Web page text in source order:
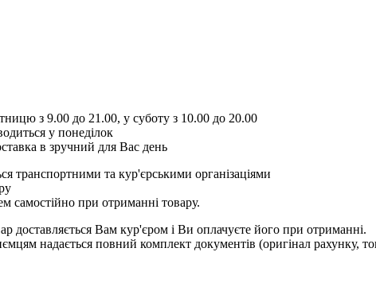
з 9.00 до 21.00, у суботу з 10.00 до 20.00
у понеділок
в зручний для Вас день
транспортними та кур'єрськими організаціями
самостійно при отриманні товару.
доставляється Вам кур'єром і Ви оплачуєте його при отриманні.
надається повний комплект документів (оригінал рахунку,